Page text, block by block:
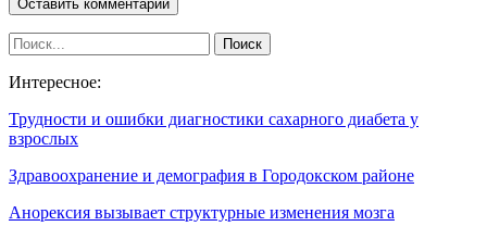
Интересное:
Трудности и ошибки диагностики сахарного диабета у
взрослых
Здравоохранение и демография в Городокском районе
Анорексия вызывает структурные изменения мозга